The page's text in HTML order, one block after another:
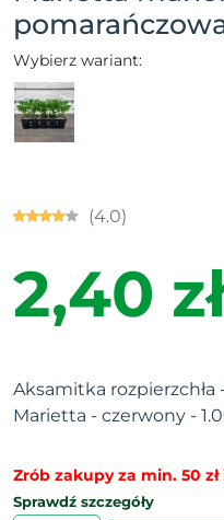
Wybierz wariant:
(4.0)
2,40 zł
Aksamitka rozpierzchła
Marietta - czerwony -
Zrób zakupy za min. 50
Sprawdź szczegóły